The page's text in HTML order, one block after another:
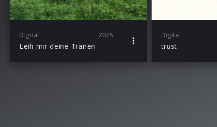
Digital 2025
Leih mir deine Tränen
Digital
trust